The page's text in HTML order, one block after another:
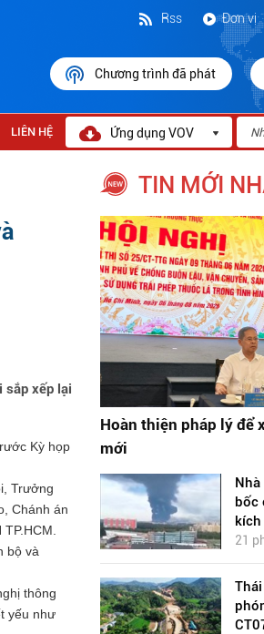
Đơn vị
Rss
Chương trình đã phát
LIÊN HỆ Ứng dụng VOV
sắp xếp lại
Kỳ họp
Trưởng
Chánh án
bộ và
thông
yếu như
TIN MỚI
Hoàn thiện pháp lý để
mới
bốc
kích
21